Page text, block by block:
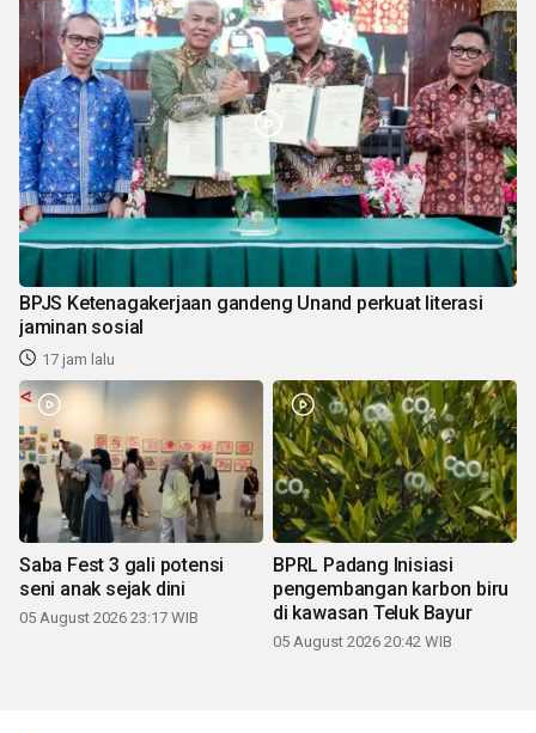
BPJS Ketenagakerjaan gandeng Unand perkuat literasi
jaminan sosial
17 jam lalu
Saba Fest 3 gali potensi
seni anak sejak dini
05 August 2026 23:17 WIB
BPRL Padang Inisiasi
pengembangan karbon biru
di kawasan Teluk Bayur
05 August 2026 20:42 WIB